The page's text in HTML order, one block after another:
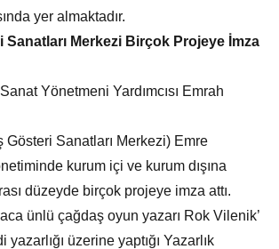
yer almaktadır.
Sanatları Merkezi Birçok Projeye İmza
Yönetmeni Yardımcısı Emrah
Gösteri Sanatları Merkezi) Emre
kurum içi ve kurum dışına
düzeyde birçok projeye imza attı.
ünlü çağdaş oyun yazarı Rok Vilenik’
üzerine yaptığı Yazarlık